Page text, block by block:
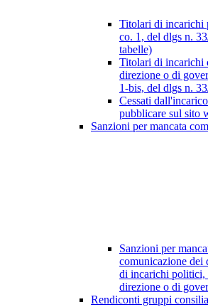
Titolari di incarichi
co. 1, del dlgs n.
tabelle)
Titolari di incarichi
direzione o di
1-bis, del dlgs n.
Cessati
pubblicare sul sito
Sanzioni per mancata
Sanzioni per
comunicazione dei
di incarichi politici,
direzione o di
Rendiconti gruppi